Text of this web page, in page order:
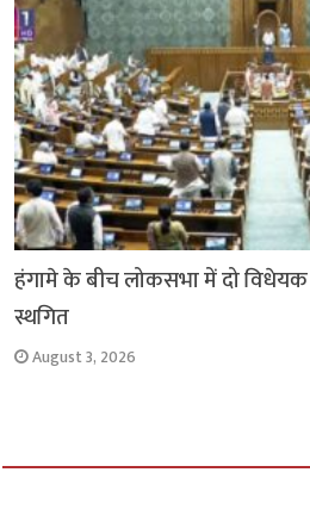
हंगामे के बीच लोकसभा में दो
स्थगित
August 3, 2026